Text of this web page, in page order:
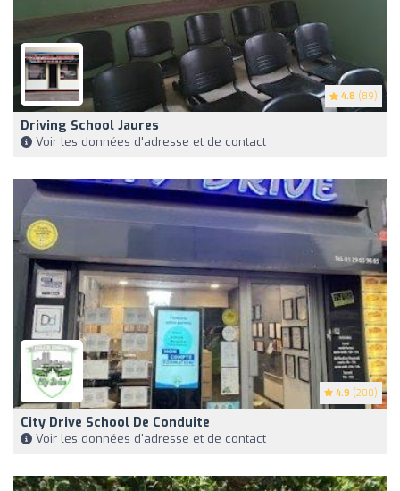
4.8 (89)
Driving School Jaures
Voir les données d'adresse et de contact
4.9 (200)
City Drive School De Conduite
Voir les données d'adresse et de contact